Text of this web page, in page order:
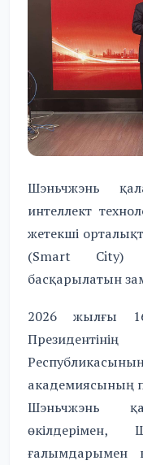
Шэньчжэнь
интеллект
жетекші
(Smart City)
басқарылатын
2026 жылғы
академиясының
Шэньчжэнь
өкілдерімен,
ғалымдарымен